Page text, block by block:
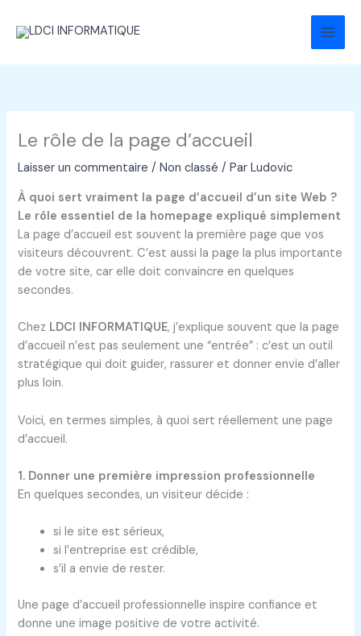
Le rôle de la page d’accueil
Laisser un commentaire /Non classé / ParLudovic
À quoi sert vraiment la page d’accueil d’un site Web ?
Le rôle essentiel de la homepage expliqué simplement
La page d’accueil est souvent la première page que vos
visiteurs découvrent. C’est aussi la page la plus importante
de votre site, car elle doit convaincre en quelques
secondes.
Chez LDCI INFORMATIQUE, j’explique souvent que la page
d’accueil n’est pas seulement une “entrée” : c’est un outil
stratégique qui doit guider, rassurer et donner envie d’aller
plus loin.
Voici, en termes simples, à quoi sert réellement une page
d’accueil.
1. Donner une première impression professionnelle
En quelques secondes, un visiteur décide :
si le site est sérieux,
si l’entreprise est crédible,
s’il a envie de rester.
Une page d’accueil professionnelle inspire confiance et
donne une image positive de votre activité.